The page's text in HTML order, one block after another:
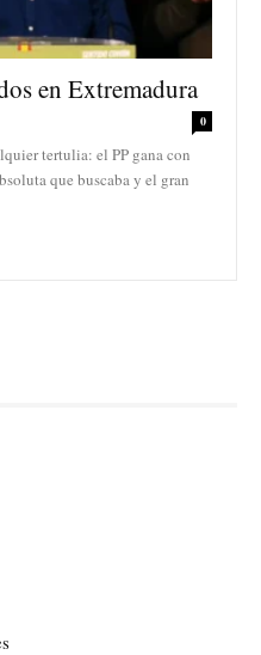
en Extremadura
0
tertulia: el PP gana con
que buscaba y el gran